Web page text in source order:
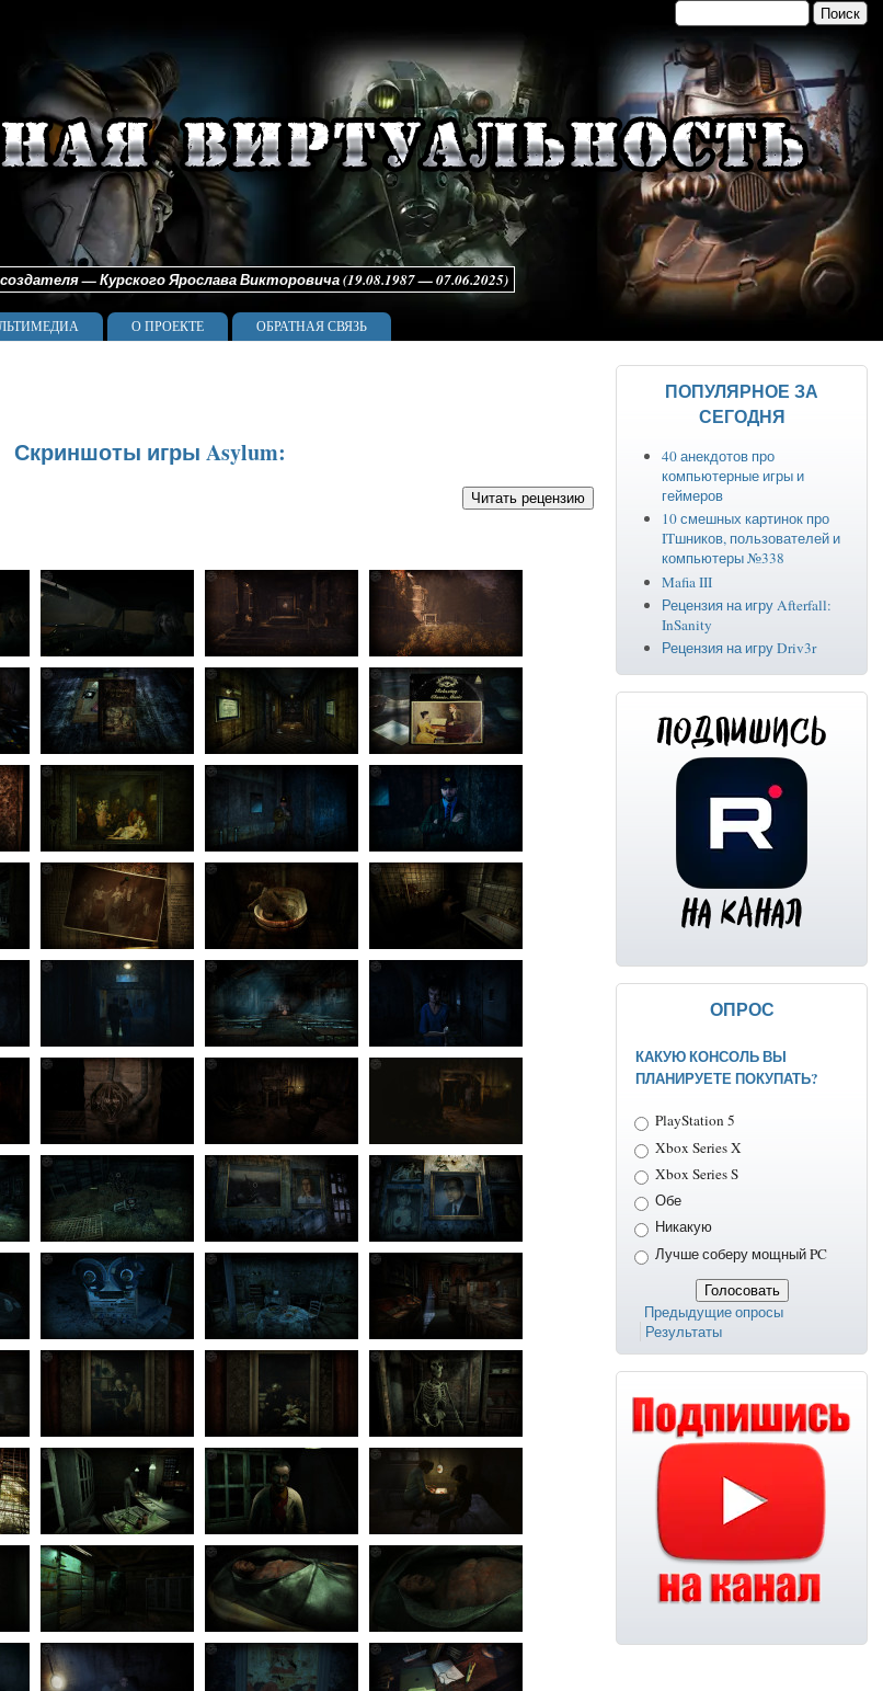
Форма поиска
Поиск
— Курского Ярослава Викторовича (19.08.1987 — 07.06.2025)
О ПРОЕКТЕ ОБРАТНАЯ СВЯЗЬ
Скриншоты игры Asylum:
ПОПУЛЯРНОЕ ЗА
СЕГОДНЯ
40 анекдотов про
компьютерные игры и
геймеров
10 смешных картинок про
ITшников, пользователей и
компьютеры №338
Mafia III
Рецензия на игру Afterfall:
InSanity
Рецензия на игру Driv3r
ОПРОС
КАКУЮ КОНСОЛЬ ВЫ
ПЛАНИРУЕТЕ ПОКУПАТЬ?
Варианты
PlayStation 5
Xbox Series X
Xbox Series S
Обе
Никакую
Лучше соберу мощный PC
Предыдущие опросы
Результаты